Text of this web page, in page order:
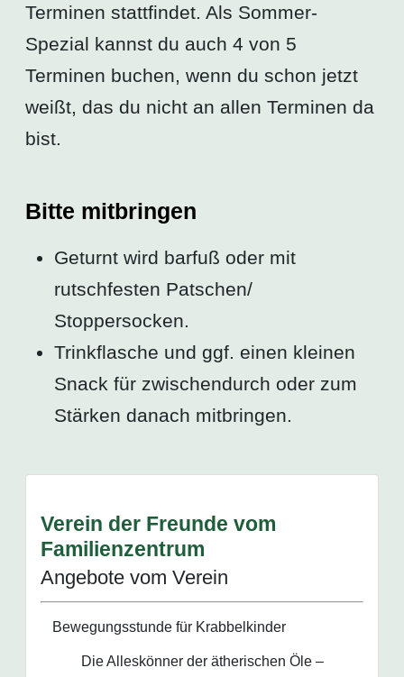
Terminen stattfindet. Als Sommer-
Spezial kannst du auch 4 von 5
Terminen buchen, wenn du schon jetzt
weißt, das du nicht an allen Terminen da
bist.
Bitte mitbringen
Geturnt wird barfuß oder mit
rutschfesten Patschen/
Stoppersocken.
Trinkflasche und ggf. einen kleinen
Snack für zwischendurch oder zum
Stärken danach mitbringen.
Verein der Freunde vom
Familienzentrum
Angebote vom Verein
Bewegungsstunde für Krabbelkinder
Die Alleskönner der ätherischen Öle –